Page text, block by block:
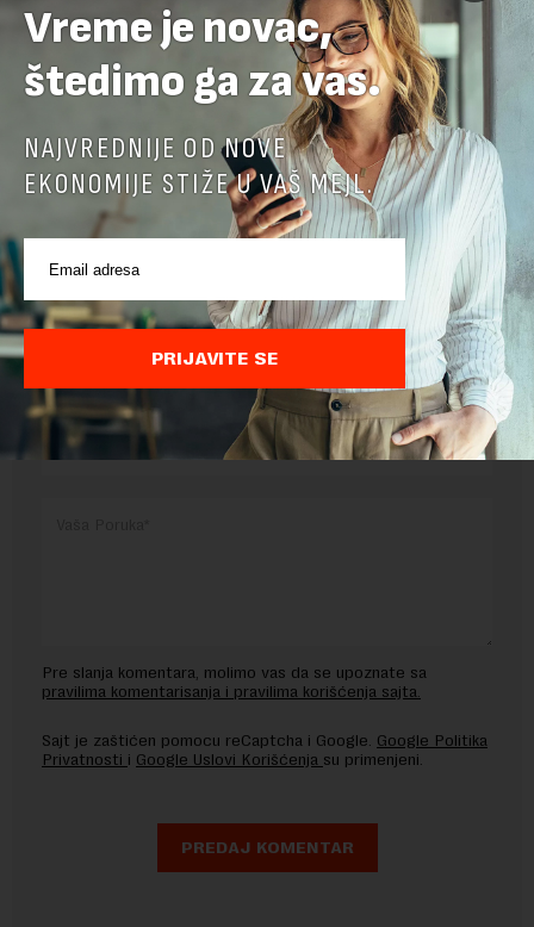
Preuzimanje delova teksta je dozvoljeno, ali uz obavezno navođenje
izvora i uz postavljanje linka ka izvornom tekstu na novaekonomija.rs
VELIMIR GAVRILOVIĆ
Pre slanja komentara, molimo vas da se upoznate sa
pravilima komentarisanja i pravilima korišćenja sajta.
Sajt je zaštićen pomocu reCaptcha i Google. Google Politika
Privatnosti i Google Uslovi Korišćenja su primenjeni.
Vreme je novac,
štedimo ga za vas.
NAJVREDNIJE OD NOVE
EKONOMIJE STIŽE U VAŠ MEJL.
PRIJAVITE SE